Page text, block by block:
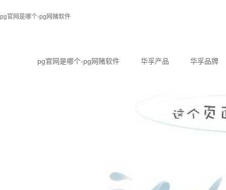
pg官网是哪个-pg网赌软件
pg官网是哪个-pg网赌软件 华孚产品 华孚品牌